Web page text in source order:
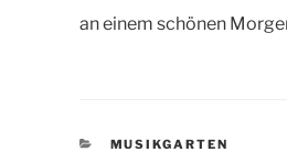
an einem schönen
KATEGORIEN
MUSIKGARTEN